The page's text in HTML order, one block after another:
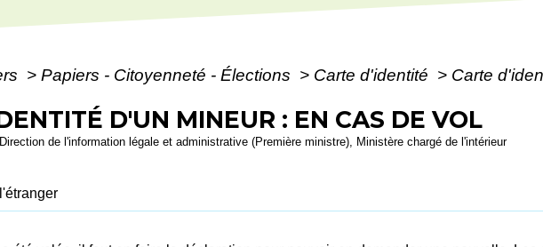
> Papiers - Citoyenneté - Élections > Carte d'identité > Carte
D'UN MINEUR : EN CAS DE VOL
de l'information légale et administrative (Première ministre), Ministère chargé de l'intérieur